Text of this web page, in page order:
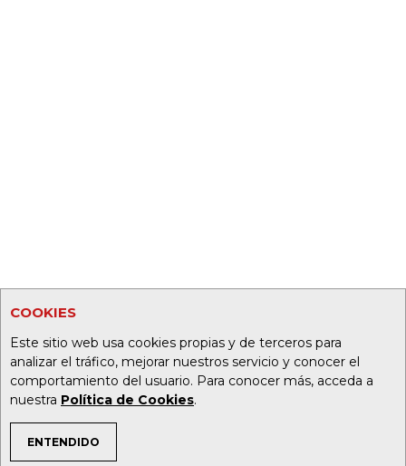
COOKIES
Este sitio web usa cookies propias y de terceros para
analizar el tráfico, mejorar nuestros servicio y conocer el
comportamiento del usuario. Para conocer más, acceda a
nuestra Política de Cookies.
ENTENDIDO
TEMAS DE INTERÉS